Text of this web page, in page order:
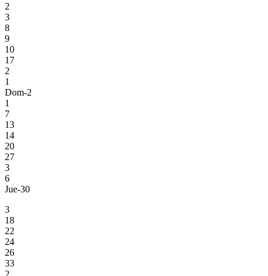
2
3
8
9
10
17
2
1
Dom-2
1
7
13
14
20
27
3
6
Jue-30
3
18
22
24
26
33
2